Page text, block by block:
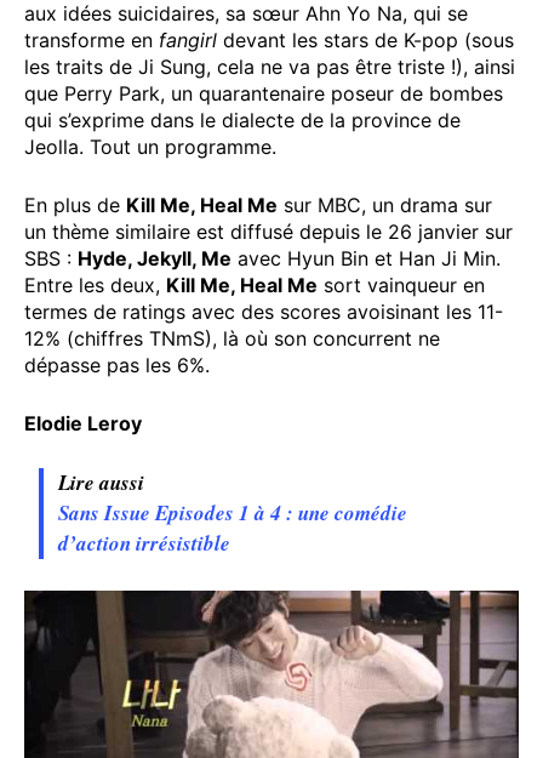
aux idées suicidaires, sa sœur Ahn Yo Na, qui se
transforme en fangirl devant les stars de K-pop (sous
les traits de Ji Sung, cela ne va pas être triste !), ainsi
que Perry Park, un quarantenaire poseur de bombes
qui s’exprime dans le dialecte de la province de
Jeolla. Tout un programme.
En plus de Kill Me, Heal Me sur MBC, un drama sur
un thème similaire est diffusé depuis le 26 janvier sur
SBS : Hyde, Jekyll, Me avec Hyun Bin et Han Ji Min.
Entre les deux, Kill Me, Heal Me sort vainqueur en
termes de ratings avec des scores avoisinant les 11-
12% (chiffres TNmS), là où son concurrent ne
dépasse pas les 6%.
Elodie Leroy
Lire aussi
Sans Issue Episodes 1 à 4 : une comédie
d’action irrésistible